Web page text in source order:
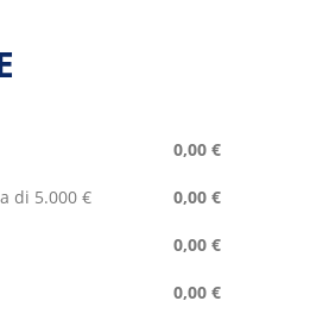
0,00 €
di 5.000 € 0,00 €
0,00 €
0,00 €